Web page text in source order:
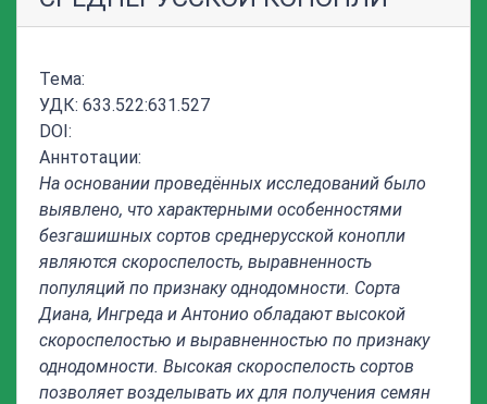
Тема:
УДК: 633.522:631.527
DOI:
Аннтотации:
На основании проведённых исследований было
выявлено, что характерными особенностями
безгашишных сортов среднерусской конопли
являются скороспелость, выравненность
популяций по признаку однодомности. Сорта
Диана, Ингреда и Антонио обладают высокой
скороспелостью и выравненностью по признаку
однодомности. Высокая скороспелость сортов
позволяет возделывать их для получения семян